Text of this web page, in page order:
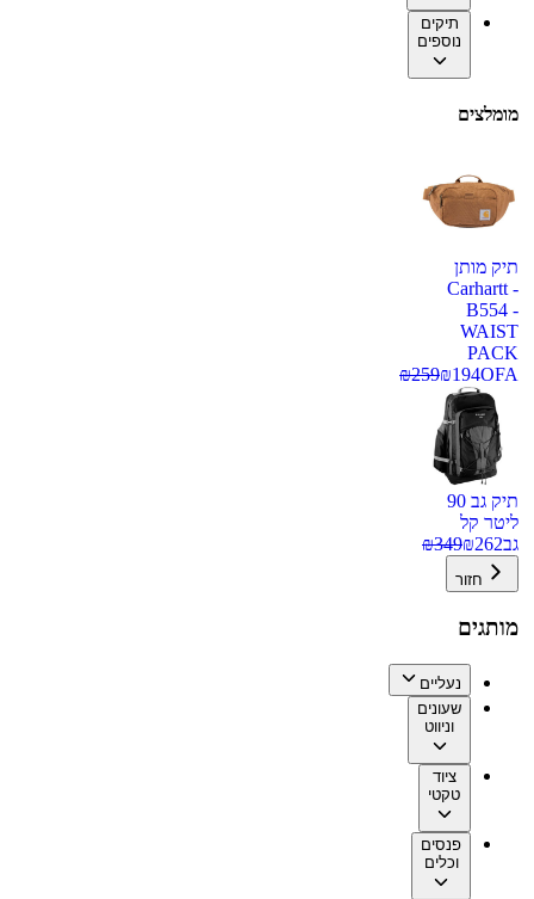
תיקים
נוספים
מומלצים
תיק מותן
Carhartt -
B554 -
WAIST
PACK
OFA
₪194
₪259
תיק גב 90
ליטר קל
גב
₪262
₪349
חזור
מותגים
נעליים
שעונים
וניווט
ציוד
טקטי
פנסים
וכלים